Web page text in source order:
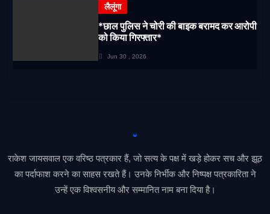
लैलूंगा
*छाल पुलिस ने चोरी की बाइक बरामद कर आरोपी
को किया गिरफ्तार*
Jun 30 , 2026
राकेश जायसवाल एक वरिष्ठ पत्रकार हैं, जो सत्य के पक्ष में खड़े होकर सच और झूठ
का पर्दाफाश करने का साहस रखते हैं। उनके निर्भीक और निष्पक्ष पत्रकारिता ने
उन्हें एक विश्वसनीय और सम्मानित नाम बना दिया है।